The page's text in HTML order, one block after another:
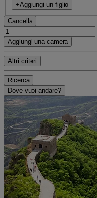
+Aggiungi un figlio
Cancella
Aggiungi una camera
Altri criteri
Ricerca
Dove vuoi andare?